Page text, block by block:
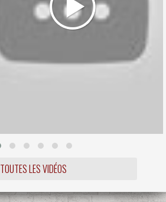
TOUTES LES VIDÉOS